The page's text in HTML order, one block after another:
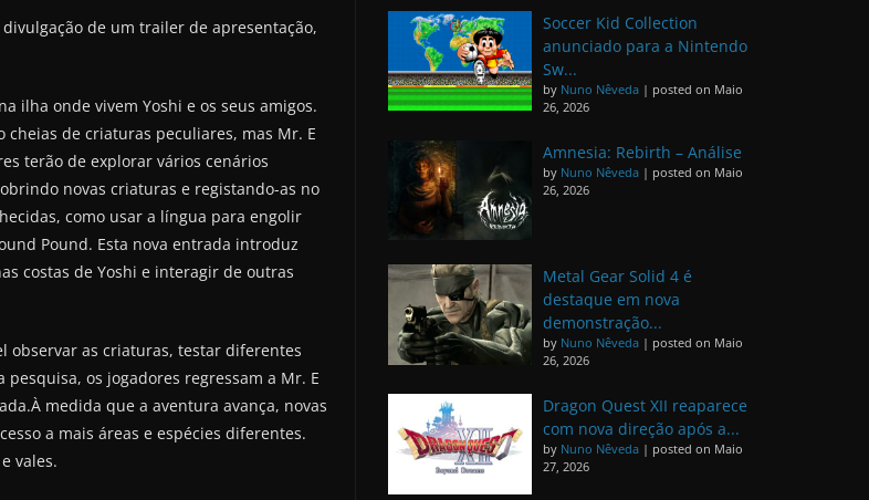
divulgação de um trailer de apresentação,
ilha onde vivem Yoshi e os seus amigos.
cheias de criaturas peculiares, mas Mr. E
terão de explorar vários cenários
novas criaturas e registando-as no
como usar a língua para engolir
Pound. Esta nova entrada introduz
costas de Yoshi e interagir de outras
observar as criaturas, testar diferentes
os jogadores regressam a Mr. E
medida que a aventura avança, novas
a mais áreas e espécies diferentes.
vales.
Soccer Kid Collection
anunciado para a Nintendo
Sw...
by Nuno Nêveda | posted on Maio
26, 2026
Amnesia: Rebirth – Análise
by Nuno Nêveda | posted on Maio
26, 2026
Metal Gear Solid 4 é
destaque em nova
demonstração...
by Nuno Nêveda | posted on Maio
26, 2026
Dragon Quest XII reaparece
com nova direção após a...
by Nuno Nêveda | posted on Maio
27, 2026